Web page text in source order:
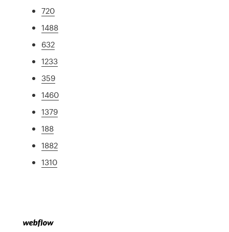
720
1488
632
1233
359
1460
1379
188
1882
1310